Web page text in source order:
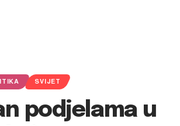
SVIJET
podjelama u